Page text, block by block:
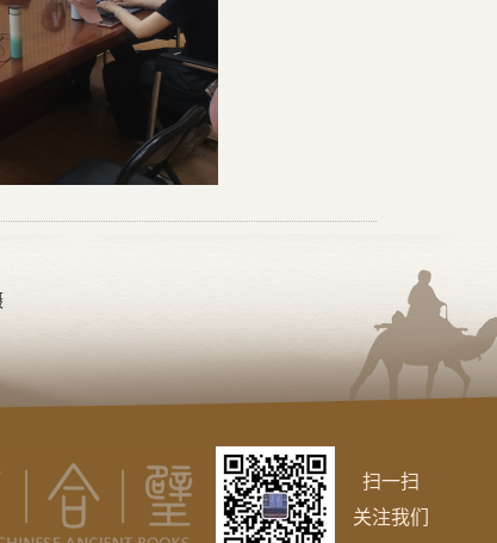
扫一扫
关注我们